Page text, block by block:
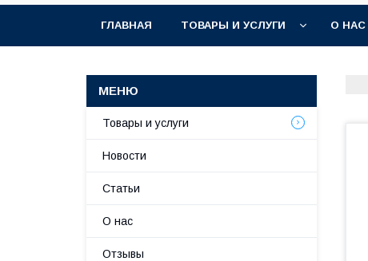
ГЛАВНАЯ ТОВАРЫ И УСЛУГИ О НАС
Товары и услуги
Новости
Статьи
О нас
Отзывы